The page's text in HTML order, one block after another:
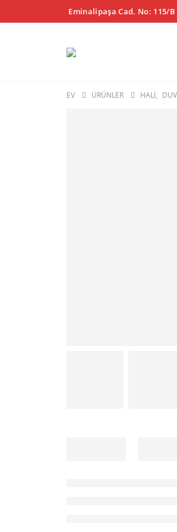
Eminalipaşa Cad. No: 115/B
EV ÜRÜNLER HALI,